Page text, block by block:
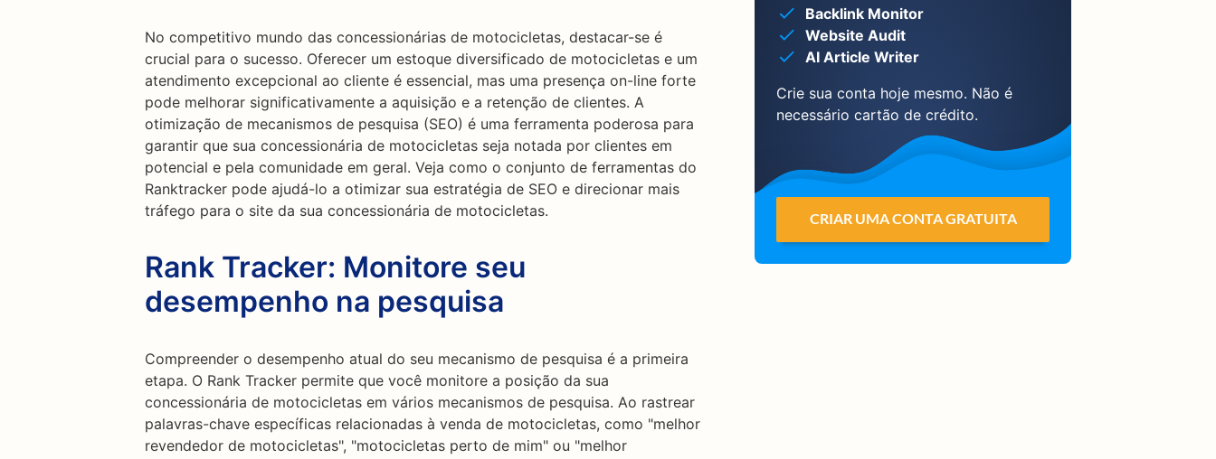
No competitivo mundo das concessionárias de motocicletas, destacar-se é
crucial para o sucesso. Oferecer um estoque diversificado de motocicletas e um
atendimento excepcional ao cliente é essencial, mas uma presença on-line forte
pode melhorar significativamente a aquisição e a retenção de clientes. A
otimização de mecanismos de pesquisa (SEO) é uma ferramenta poderosa para
garantir que sua concessionária de motocicletas seja notada por clientes em
potencial e pela comunidade em geral. Veja como o conjunto de ferramentas do
Ranktracker pode ajudá-lo a otimizar sua estratégia de SEO e direcionar mais
tráfego para o site da sua concessionária de motocicletas.
Rank Tracker: Monitore seu
desempenho na pesquisa
Compreender o desempenho atual do seu mecanismo de pesquisa é a primeira
etapa. O Rank Tracker permite que você monitore a posição da sua
concessionária de motocicletas em vários mecanismos de pesquisa. Ao rastrear
palavras-chave específicas relacionadas à venda de motocicletas, como "melhor
revendedor de motocicletas", "motocicletas perto de mim" ou "melhor
Backlink Monitor
Website Audit
AI Article Writer
Crie sua conta hoje mesmo. Não é
necessário cartão de crédito.
CRIAR UMA CONTA GRATUITA